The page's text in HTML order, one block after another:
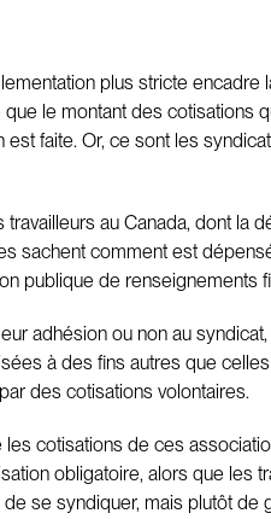
plus stricte encadre
le montant des cotisations
faite. Or, ce sont les
au Canada, dont la
sachent comment est
publique de renseignements
adhésion ou non au
à des fins autres que
des cotisations volontaires.
cotisations de ces
obligatoire, alors que les
se syndiquer, mais plutôt